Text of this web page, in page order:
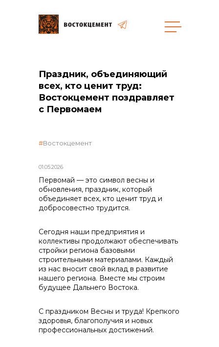
Объекты
общая информация
объявленные закупки
реализация неликвидов
контакты отдела закупок
Контакты
+7 (423) 234 50 50
Праздник, объединяющий
всех, кто ценит труд:
Востокцемент поздравляет
с Первомаем
01.05.2026
Востокцемент
Первомай — это символ весны и
обновления, праздник, который
объединяет всех, кто ценит труд и
добросовестно трудится.
Сегодня наши предприятия и
коллективы продолжают обеспечивать
стройки региона базовыми
строительными материалами. Каждый
из нас вносит свой вклад в развитие
нашего региона. Вместе мы строим
будущее Дальнего Востока.
С праздником Весны и труда! Крепкого
здоровья, благополучия и новых
профессиональных достижений.